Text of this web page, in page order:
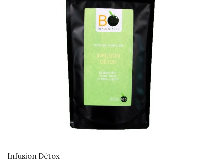
Infusion Détox